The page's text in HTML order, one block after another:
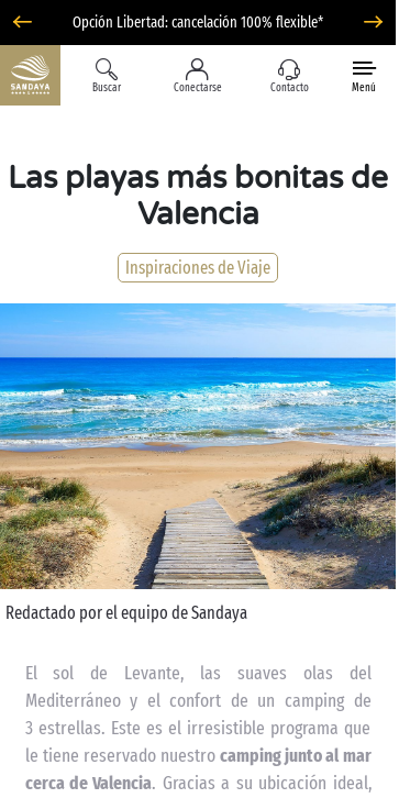
Opción Libertad: cancelación 100% flexible*
Buscar Conectarse Contacto Menú
Las playas más bonitas de
Valencia
Inspiraciones de Viaje
Redactado por el equipo de Sandaya
El sol de Levante, las suaves olas del
Mediterráneo y el confort de un camping de
3 estrellas. Este es el irresistible programa que
le tiene reservado nuestrocamping junto al mar
cerca de Valencia. Gracias a su ubicación ideal,